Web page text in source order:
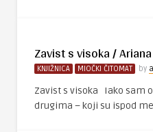
Zavist s visoka /
KNJIŽNICA MIOČKI ČITOMAT by
Zavist s visoka Iako sam
drugima – koji su ispod